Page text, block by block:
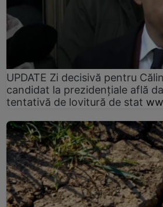
UPDATE Zi decisivă pentru
candidat la prezidențiale află
tentativă de lovitură de stat